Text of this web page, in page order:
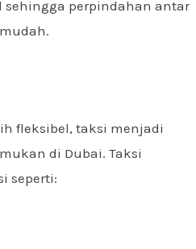
sehingga perpindahan antar
fleksibel, taksi menjadi
di Dubai. Taksi
seperti: